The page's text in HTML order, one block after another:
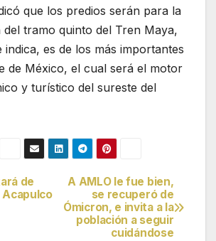
que los predios serán para la
tramo quinto del Tren Maya,
es de los más importantes
de México, el cual será el motor
y turístico del sureste del
A AMLO le fue bien,
se recuperó de
Ómicron, e invita a la
población a seguir
cuidándose
de